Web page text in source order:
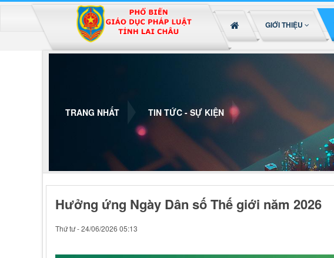
GIỚI THIỆU
TRANG NHẤT TIN TỨC - SỰ KIỆN
Hưởng ứng Ngày Dân số Thế giới năm 2026
Thứ tư - 24/06/2026 05:13
Đã kết nối EMC